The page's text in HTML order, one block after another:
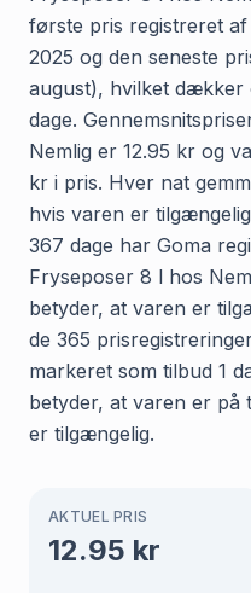
første pris registreret
2025 og den seneste
august), hvilket dækker
dage.
Nemlig er 12.95 kr og
kr i pris. Hver nat
hvis varen er
367 dage har Goma
Fryseposer 8 l hos
betyder, at varen er
de 365
markeret som tilbud 1
betyder, at varen er på
er tilgængelig.
AKTUEL PRIS
12.95 kr